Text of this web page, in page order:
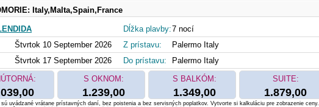
Italy,Malta,Spain,France
Štvrtok 10 September 2026
Štvrtok 17 September 2026
Dĺžka plavby:7 nocí
Z prístavu:
Palermo Italy
Do prístavu:
Palermo Italy
S OKNOM:
1.239,00
S BALKÓM:
1.349,00
SUITE:
1.879,00
uvádzané vrátane prístavných daní, bez poistenia a bez servisných poplatkov. Vytvorte si kalkuláciu pre zobrazenie ceny.